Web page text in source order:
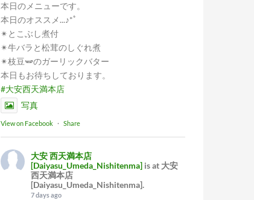
本日のメニューです。
本日のオススメ...♪*ﾟ
✴︎とこぶし煮付
✴︎牛バラと松茸のしぐれ煮
✴︎枝豆🫛のガーリックバター
本日もお待ちしております。
#大安西天満本店
写真
View on Facebook · Share
大安 西天満本店
[Daiyasu_Umeda_Nishitenma] is at 大安
西天満本店
[Daiyasu_Umeda_Nishitenma].
7 days ago